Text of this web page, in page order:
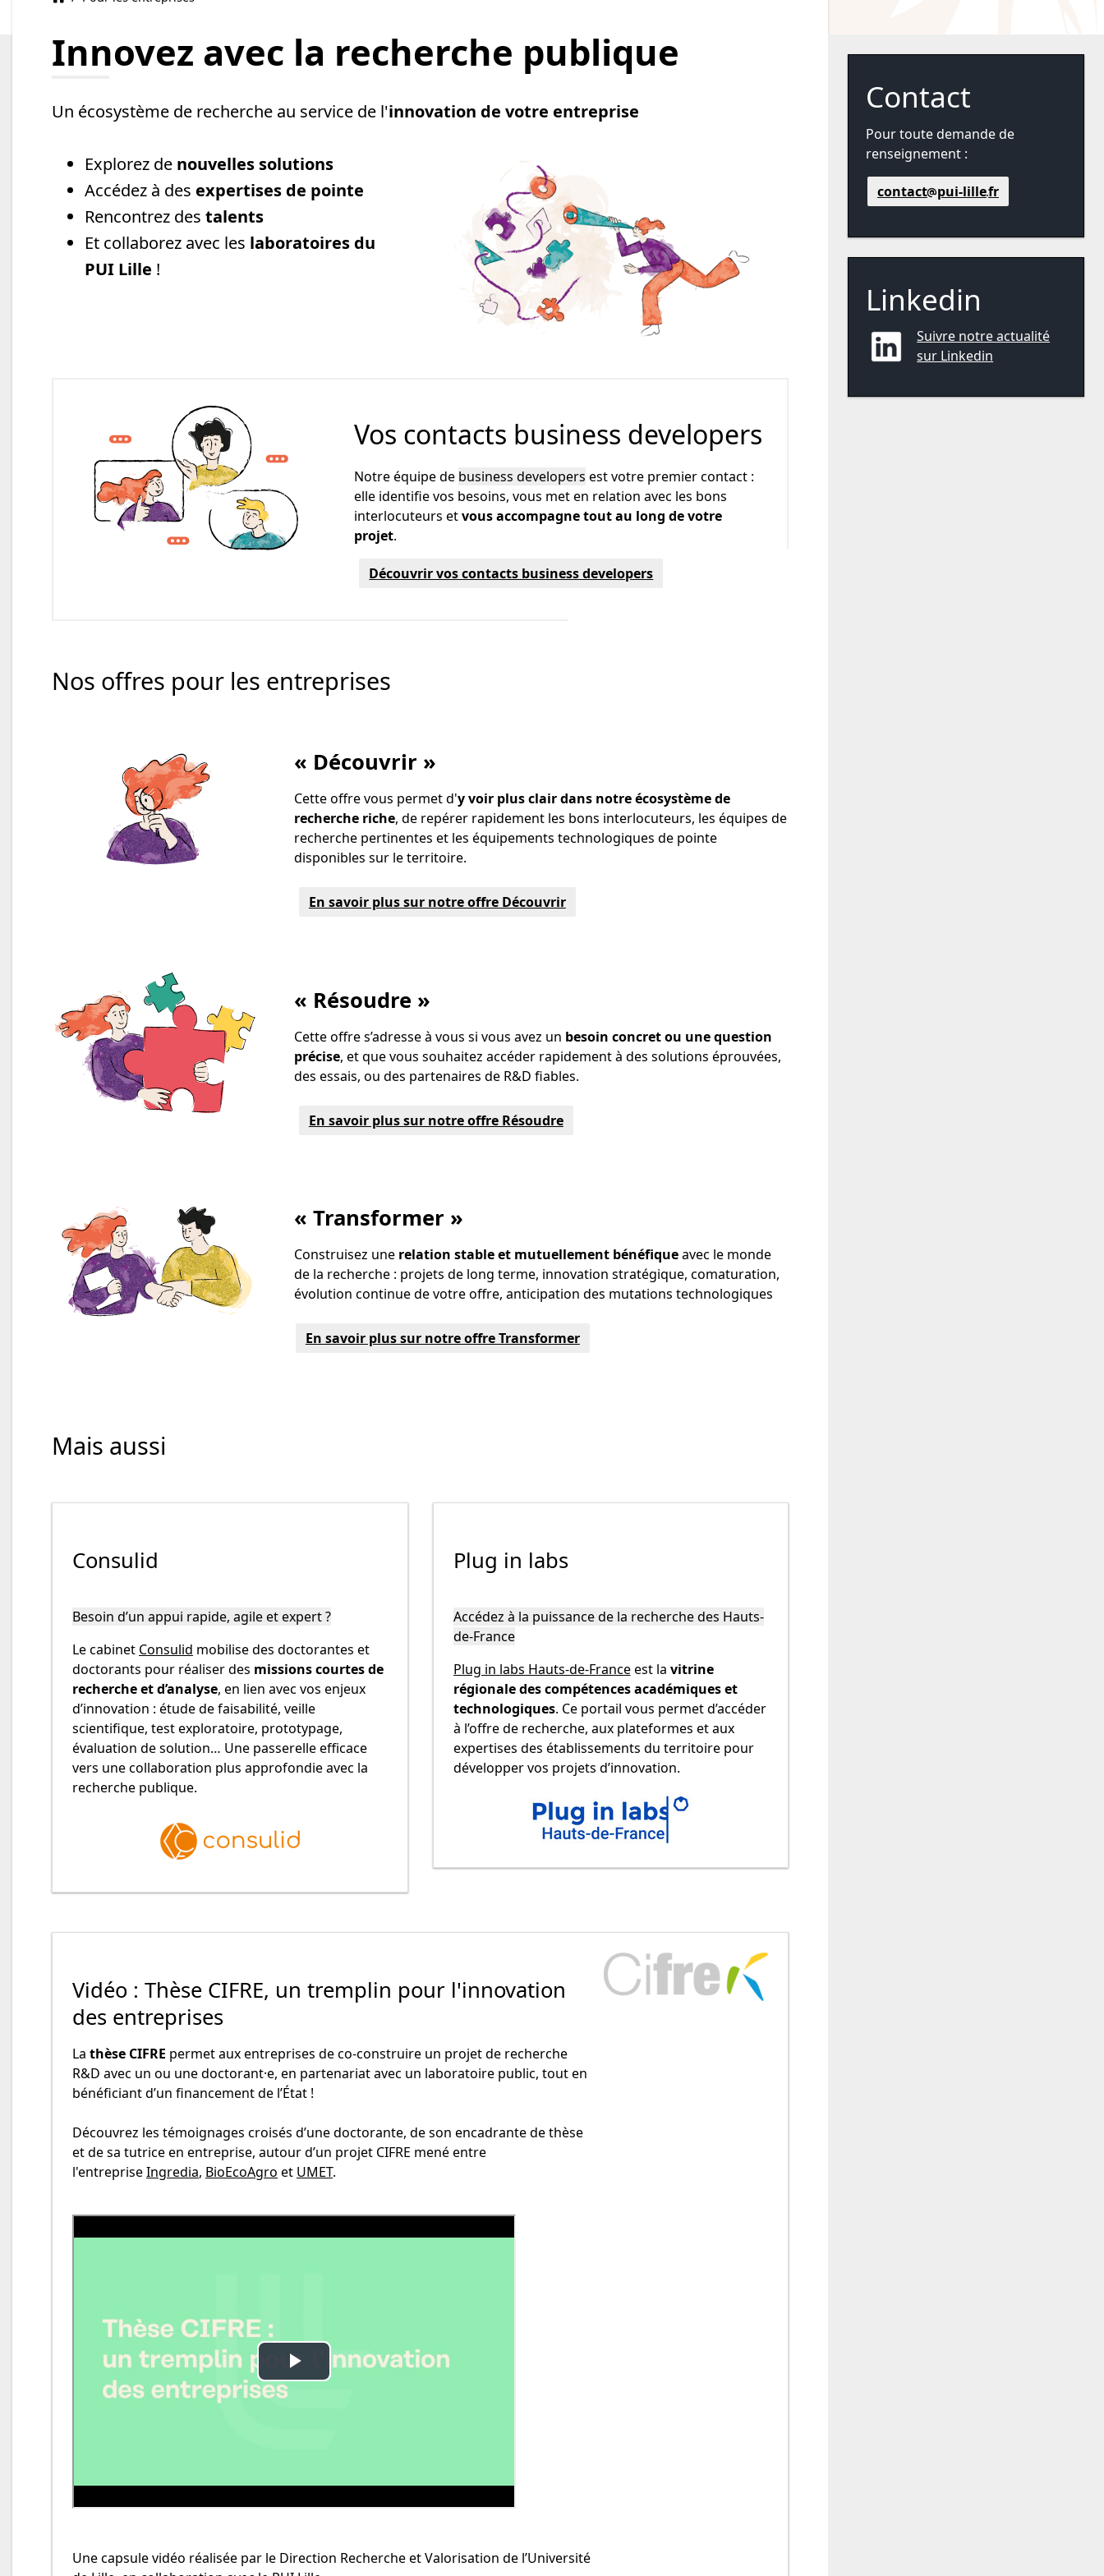
Innovez avec la recherche publique
Un écosystème de recherche au service de l'innovation de votre entreprise
Explorez de nouvelles solutions
Accédez à des expertises de pointe
Rencontrez des talents
Et collaborez avec les laboratoires du
PUI Lille !
Vos contacts business developers
Notre équipe de business developers est votre premier contact :
elle identifie vos besoins, vous met en relation avec les bons
interlocuteurs etvous accompagne tout au long de votre
projet.
Découvrir vos contacts business developers
Nos offres pour les entreprises
« Découvrir »
Cette offre vous permet d'y voir plus clair dans notre écosystème de
recherche riche, de repérer rapidement les bons interlocuteurs, les équipes de
recherche pertinentes et les équipements technologiques de pointe
disponibles sur le territoire.
En savoir plus sur notre offre Découvrir
« Résoudre »
Cette offre s’adresse à vous si vous avez un besoin concret ou une question
précise, et que vous souhaitez accéder rapidement à des solutions éprouvées,
des essais, ou des partenaires de R&D fiables.
En savoir plus sur notre offre Résoudre
« Transformer »
Construisez unerelation stable et mutuellement bénéfiqueavec le monde
de la recherche : projets de long terme, innovation stratégique, comaturation,
évolution continue de votre offre, anticipation des mutations technologiques
En savoir plus sur notre offre Transformer
Mais aussi
Consulid
Besoin d’un appui rapide, agile et expert ?
Le cabinet Consulid mobilise des doctorantes et
doctorants pour réaliser des missions courtes de
recherche et d’analyse, en lien avec vos enjeux
d’innovation : étude de faisabilité, veille
scientifique, test exploratoire, prototypage,
évaluation de solution… Une passerelle efficace
vers une collaboration plus approfondie avec la
recherche publique.
Plug in labs
Accédez à la puissance de la recherche des Hauts-
de-France
Plug in labs Hauts-de-Franceest la vitrine
régionale des compétences académiques et
technologiques. Ce portail vous permet d’accéder
à l’offre de recherche, aux plateformes et aux
expertises des établissements du territoire pour
développer vos projets d’innovation.
Vidéo : Thèse CIFRE, un tremplin pour l'innovation
des entreprises
La thèse CIFRE permet aux entreprises de co-construire un projet de recherche
R&D avec un ou une doctorant·e, en partenariat avec un laboratoire public, tout en
bénéficiant d’un financement de l’État !
Découvrez les témoignages croisés d’une doctorante, de son encadrante de thèse
et de sa tutrice en entreprise, autour d’un projet CIFRE mené entre
l'entrepriseIngredia, BioEcoAgro et UMET.
Une capsule vidéo réalisée par le Direction Recherche et Valorisation de l’Université
Contact
Pour toute demande de
renseignement :
contact pui-lillefr
Linkedin
Suivre notre actualité
sur Linkedin